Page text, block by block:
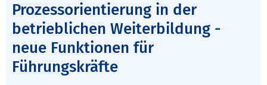
Prozessorientierung in der
betrieblichen Weiterbildung -
neue Funktionen für
Führungskräfte